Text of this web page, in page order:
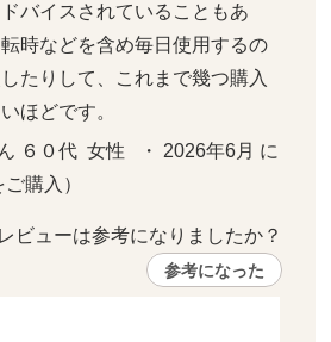
バイスされていることもあ
時などを含め毎日使用するの
たりして、これまで幾つ購入
ほどです。
６０代  女性   ・ 2026年6月 に
購入）
ビューは参考になりましたか？
参考になった